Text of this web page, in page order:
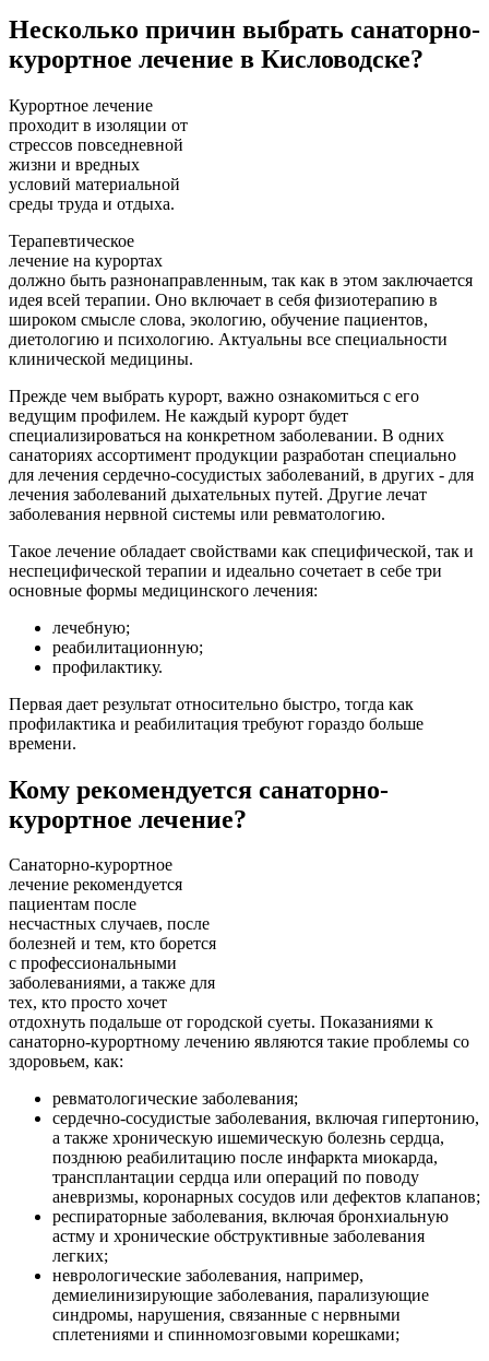
Несколько причин выбрать санаторно-
курортное лечение в Кисловодске?
Курортное лечение
проходит в изоляции от
стрессов повседневной
жизни и вредных
условий материальной
среды труда и отдыха.
Терапевтическое
лечение на курортах
должно быть разнонаправленным, так как в этом заключается
идея всей терапии. Оно включает в себя физиотерапию в
широком смысле слова, экологию, обучение пациентов,
диетологию и психологию. Актуальны все специальности
клинической медицины.
Прежде чем выбрать курорт, важно ознакомиться с его
ведущим профилем. Не каждый курорт будет
специализироваться на конкретном заболевании. В одних
санаториях ассортимент продукции разработан специально
для лечения сердечно-сосудистых заболеваний, в других - для
лечения заболеваний дыхательных путей. Другие лечат
заболевания нервной системы или ревматологию.
Такое лечение обладает свойствами как специфической, так и
неспецифической терапии и идеально сочетает в себе три
основные формы медицинского лечения:
лечебную;
реабилитационную;
профилактику.
Первая дает результат относительно быстро, тогда как
профилактика и реабилитация требуют гораздо больше
времени.
Кому рекомендуется санаторно-
курортное лечение?
Санаторно-курортное
лечение рекомендуется
пациентам после
несчастных случаев, после
болезней и тем, кто борется
с профессиональными
заболеваниями, а также для
тех, кто просто хочет
отдохнуть подальше от городской суеты. Показаниями к
санаторно-курортному лечению являются такие проблемы со
здоровьем, как:
ревматологические заболевания;
сердечно-сосудистые заболевания, включая гипертонию,
а также хроническую ишемическую болезнь сердца,
позднюю реабилитацию после инфаркта миокарда,
трансплантации сердца или операций по поводу
аневризмы, коронарных сосудов или дефектов клапанов;
респираторные заболевания, включая бронхиальную
астму и хронические обструктивные заболевания
легких;
неврологические заболевания, например,
демиелинизирующие заболевания, парализующие
синдромы, нарушения, связанные с нервными
сплетениями и спинномозговыми корешками;